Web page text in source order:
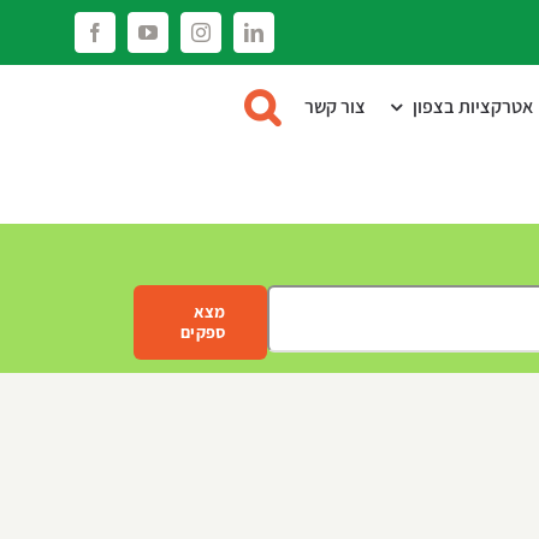
LinkedIn
Instagram
YouTube
Facebook
אטרקציות בצפון צור קשר
מצא
ספקים